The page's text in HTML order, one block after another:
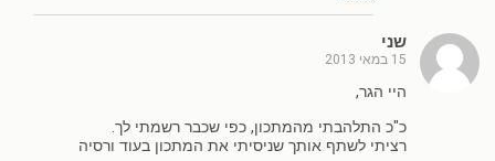
שני
15 במאי 2013
היי הגר,
כ"כ התלהבתי מהמתכון, כפי שכבר רשמתי לך.
רציתי לשתף אותך שניסיתי את המתכון בעוד ורסיה